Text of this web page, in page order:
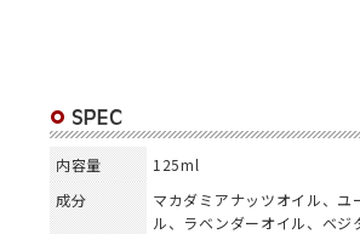
内容量
125ml
成分
マカダミアナッツオイル、ユ
ル、ラベンダーオイル、ベジ